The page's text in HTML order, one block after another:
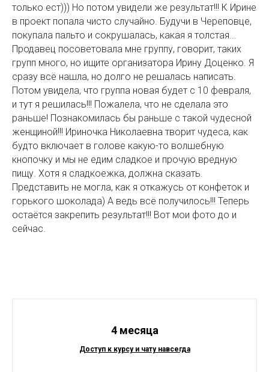
только ест))) Но потом увидели же результат!!! К Ирине
в проект попала чисто случайно. Будучи в Череповце,
покупала пальто и сокрушалась, какая я толстая...
Продавец посоветовала мне группу, говорит, таких
групп много, но ищите организатора Ирину Доценко. Я
сразу всё нашла, но долго не решалась написать.
Потом увидела, что группа новая будет с 10 февраля,
и тут я решилась!!! Пожалела, что не сделала это
раньше! Познакомилась бы раньше с такой чудесной
женщиной!!! Ириночка Николаевна творит чудеса, как
будто включает в голове какую-то волшебную
кнопочку и мы не едим сладкое и прочую вредную
пищу. Хотя я сладкоежка, должна сказать.
Представить не могла, как я откажусь от конфеток и
горького шоколада) А ведь всё получилось!!! Теперь
остаётся закрепить результат!!! Вот мои фото до и
сейчас.
4 месяца
Доступ к курсу и чату навсегда